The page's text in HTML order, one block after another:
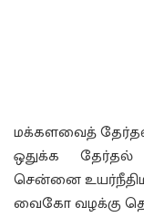
மக்களவைத்
ஒதுக்க தேர்தல்
சென்னை
வைகோ வழக்கு